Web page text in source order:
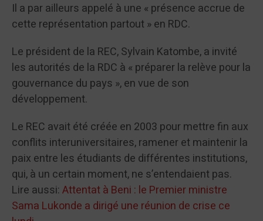
Il a par ailleurs appelé à une « présence accrue de
cette représentation partout » en RDC.
Le président de la REC, Sylvain Katombe, a invité
les autorités de la RDC à « préparer la relève pour la
gouvernance du pays », en vue de son
développement.
Le REC avait été créée en 2003 pour mettre fin aux
conflits interuniversitaires, ramener et maintenir la
paix entre les étudiants de différentes institutions,
qui, à un certain moment, ne s’entendaient pas.
Lire aussi: Attentat à Beni : le Premier ministre
Sama Lukonde a dirigé une réunion de crise ce